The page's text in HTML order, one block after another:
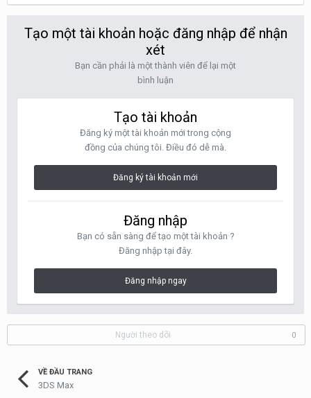
Tạo một tài khoản hoặc đăng nhập để nhận
xét
Bạn cần phải là một thành viên để lại một
bình luận
Tạo tài khoản
Đăng ký một tài khoản mới trong cộng
đồng của chúng tôi. Điều đó dễ mà.
Đăng ký tài khoản mới
Đăng nhập
Bạn có sẵn sàng để tạo một tài khoản ?
Đăng nhập tại đây.
Đăng nhập ngay
Người theo dõi 0
VỀ ĐẦU TRANG
3DS Max